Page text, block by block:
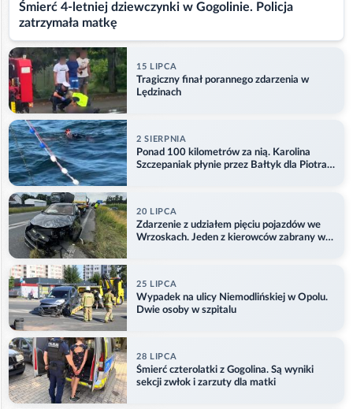
Śmierć 4-letniej dziewczynki w Gogolinie. Policja
zatrzymała matkę
15 LIPCA
Tragiczny finał porannego zdarzenia w
Lędzinach
2 SIERPNIA
Ponad 100 kilometrów za nią. Karolina
Szczepaniak płynie przez Bałtyk dla Piotra.
20 LIPCA
Zdarzenie z udziałem pięciu pojazdów we
Wrzoskach. Jeden z kierowców zabrany w
25 LIPCA
Wypadek na ulicy Niemodlińskiej w Opolu.
Dwie osoby w szpitalu
28 LIPCA
Śmierć czterolatki z Gogolina. Są wyniki
sekcji zwłok i zarzuty dla matki